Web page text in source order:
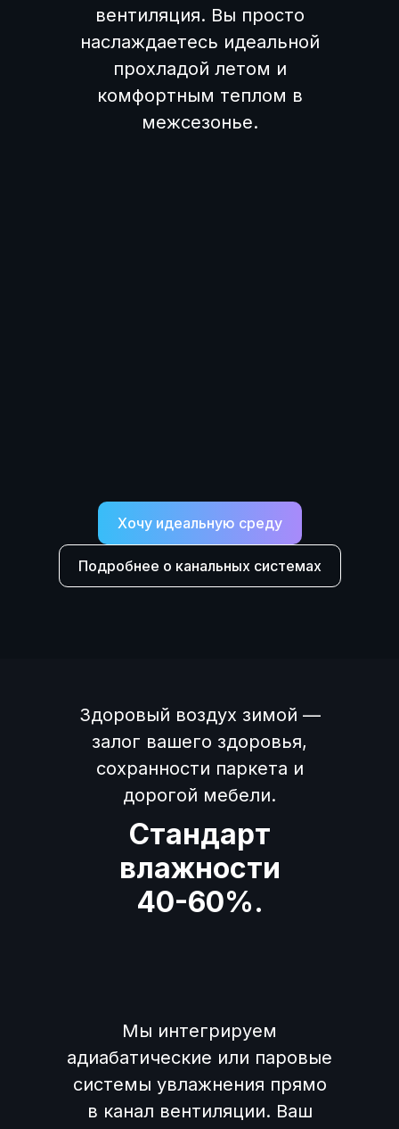
вентиляция. Вы просто
наслаждаетесь идеальной
прохладой летом и
комфортным теплом в
межсезонье.
Хочу идеальную среду
Подробнее о канальных системах
Здоровый воздух зимой —
залог вашего здоровья,
сохранности паркета и
дорогой мебели.
Стандарт
влажности
40-60%.
Мы интегрируем
адиабатические или паровые
системы увлажнения прямо
в канал вентиляции. Ваш